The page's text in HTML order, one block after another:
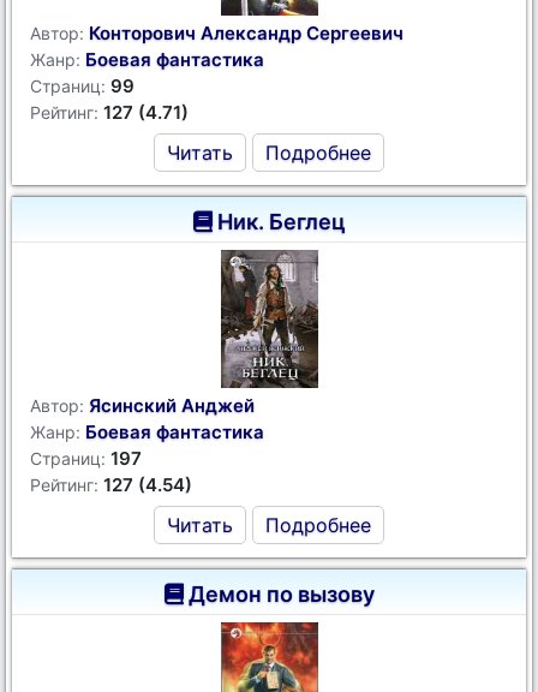
Автор: Конторович Александр Сергеевич
Жанр: Боевая фантастика
Страниц: 99
Рейтинг: 127 (4.71)
Читать Подробнее
Ник. Беглец
Автор: Ясинский Анджей
Жанр: Боевая фантастика
Страниц: 197
Рейтинг: 127 (4.54)
Читать Подробнее
Демон по вызову